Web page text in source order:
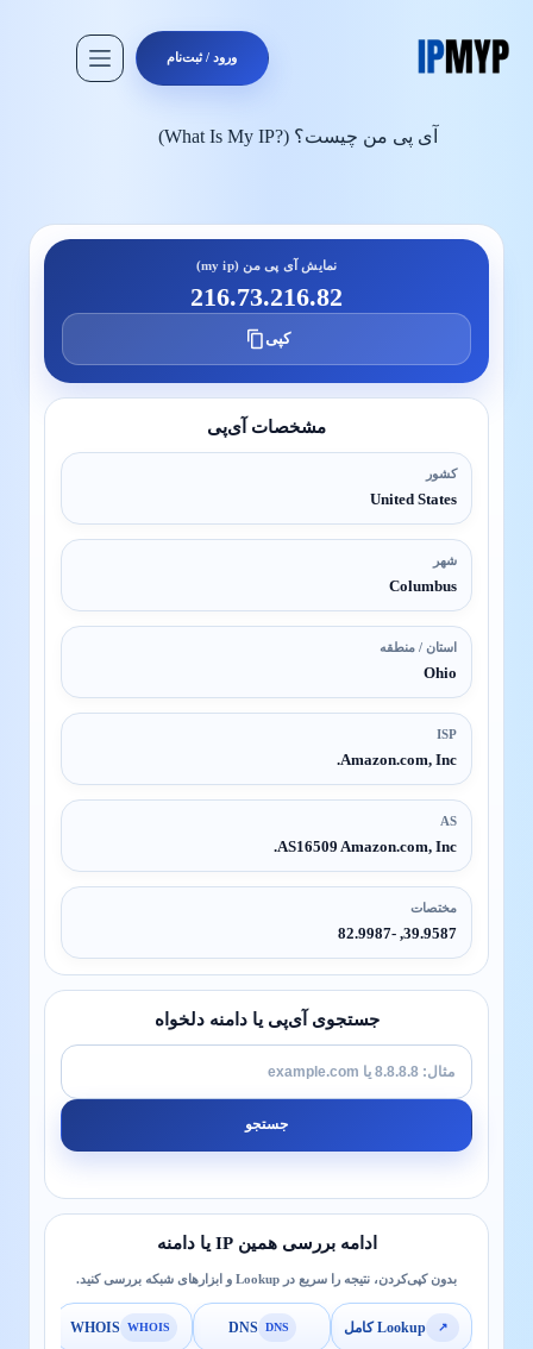
محتوا
ورود / ثبت‌نام
آی پی من چیست؟ (What Is My IP?)
نمایش آی پی من (my ip)
216.73.216.82
کپی
مشخصات آی‌پی
کشور
United States
شهر
Columbus
استان / منطقه
Ohio
ISP
Amazon.com, Inc.
AS
AS16509 Amazon.com, Inc.
مختصات
39.9587, -82.9987
جستجوی آی‌پی یا دامنه دلخواه
جستجو
ادامه بررسی همین IP یا دامنه
بدون کپی‌کردن، نتیجه را سریع در Lookup و ابزارهای شبکه بررسی کنید.
↗ Lookup کامل DNS
DNS
WHOIS
WHOIS